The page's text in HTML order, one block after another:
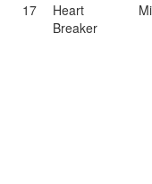
17
Heart
Breaker